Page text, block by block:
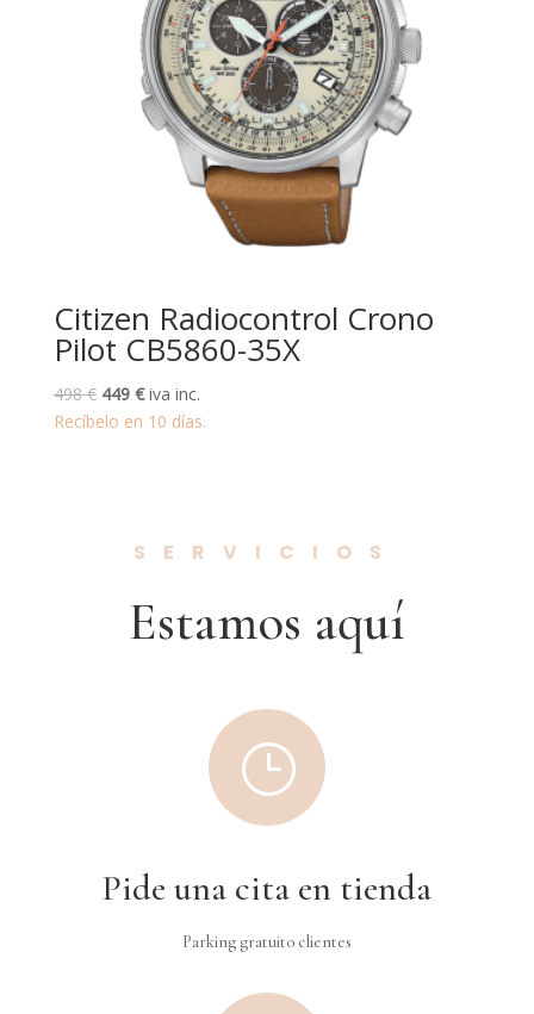
Citizen Radiocontrol Crono
Pilot CB5860-35X
498€ El
precio
449 €El
precio
iva inc.
Recíbelo en 10 días.
SERVICIOS
Estamos aquí
}
Pide una cita en tienda
Parking gratuito clientes